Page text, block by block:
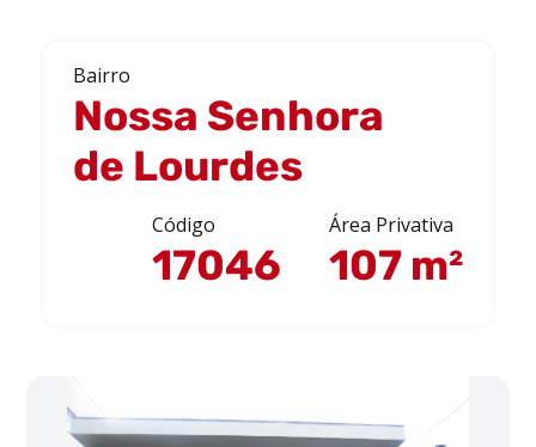
Bairro
Nossa Senhora
de Lourdes
Código
17046
Área Privativa
107 m²